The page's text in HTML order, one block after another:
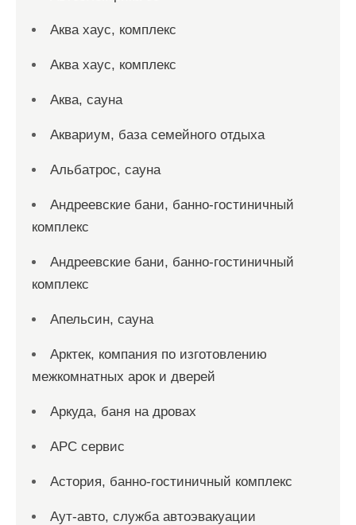
Аква хаус, комплекс
Аква хаус, комплекс
Аква, сауна
Аквариум, база семейного отдыха
Альбатрос, сауна
Андреевские бани, банно-гостиничный
комплекс
Андреевские бани, банно-гостиничный
комплекс
Апельсин, сауна
Арктек, компания по изготовлению
межкомнатных арок и дверей
Аркуда, баня на дровах
АРС сервис
Астория, банно-гостиничный комплекс
Аут-авто, служба автоэвакуации